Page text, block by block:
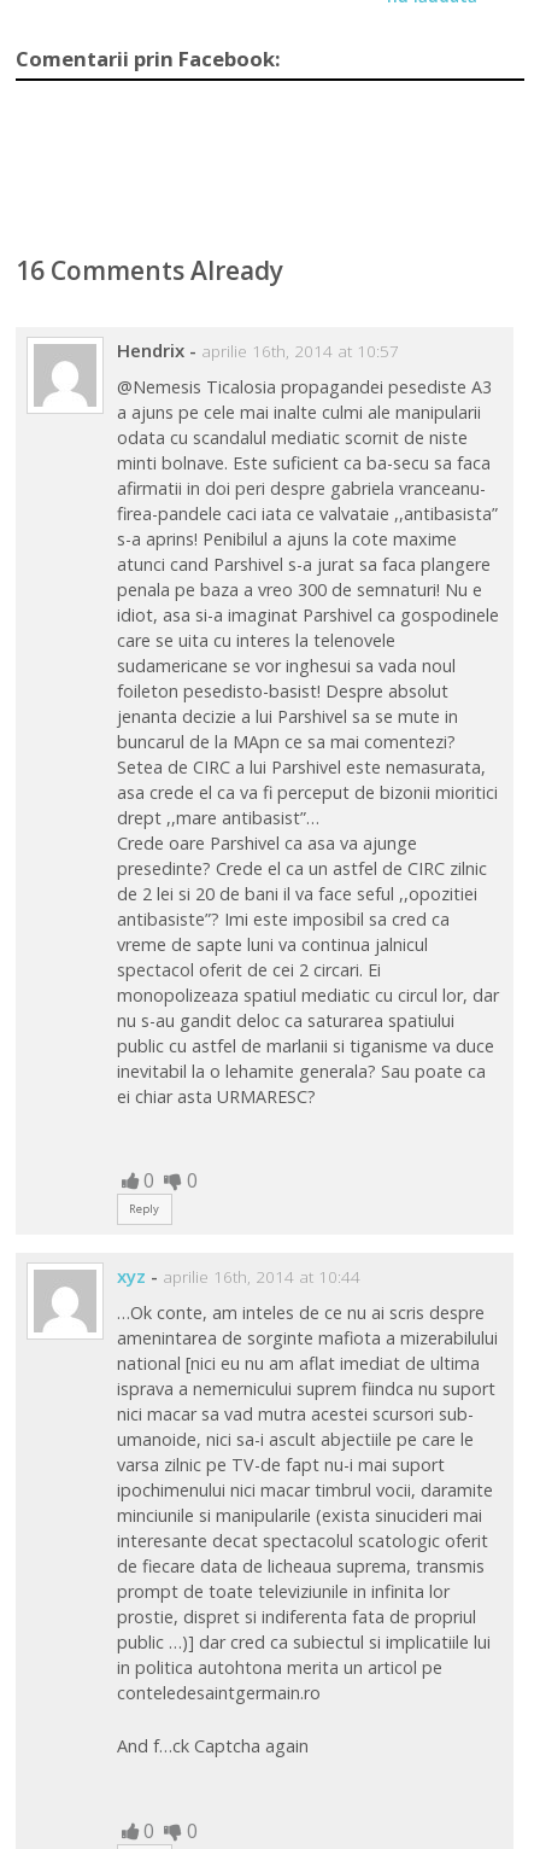
Comentarii prin Facebook:
16 Comments Already
Hendrix - aprilie 16th, 2014 at 10:57
@Nemesis Ticalosia propagandei pesediste A3
a ajuns pe cele mai inalte culmi ale manipularii
odata cu scandalul mediatic scornit de niste
minti bolnave. Este suficient ca ba-secu sa faca
afirmatii in doi peri despre gabriela vranceanu-
firea-pandele caci iata ce valvataie ,,antibasista”
s-a aprins! Penibilul a ajuns la cote maxime
atunci cand Parshivel s-a jurat sa faca plangere
penala pe baza a vreo 300 de semnaturi! Nu e
idiot, asa si-a imaginat Parshivel ca gospodinele
care se uita cu interes la telenovele
sudamericane se vor inghesui sa vada noul
foileton pesedisto-basist! Despre absolut
jenanta decizie a lui Parshivel sa se mute in
buncarul de la MApn ce sa mai comentezi?
Setea de CIRC a lui Parshivel este nemasurata,
asa crede el ca va fi perceput de bizonii mioritici
drept ,,mare antibasist”…
Crede oare Parshivel ca asa va ajunge
presedinte? Crede el ca un astfel de CIRC zilnic
de 2 lei si 20 de bani il va face seful ,,opozitiei
antibasiste”? Imi este imposibil sa cred ca
vreme de sapte luni va continua jalnicul
spectacol oferit de cei 2 circari. Ei
monopolizeaza spatiul mediatic cu circul lor, dar
nu s-au gandit deloc ca saturarea spatiului
public cu astfel de marlanii si tiganisme va duce
inevitabil la o lehamite generala? Sau poate ca
ei chiar asta URMARESC?
0 0
Reply
xyz - aprilie 16th, 2014 at 10:44
…Ok conte, am inteles de ce nu ai scris despre
amenintarea de sorginte mafiota a mizerabilului
national [nici eu nu am aflat imediat de ultima
isprava a nemernicului suprem fiindca nu suport
nici macar sa vad mutra acestei scursori sub-
umanoide, nici sa-i ascult abjectiile pe care le
varsa zilnic pe TV-de fapt nu-i mai suport
ipochimenului nici macar timbrul vocii, daramite
minciunile si manipularile (exista sinucideri mai
interesante decat spectacolul scatologic oferit
de fiecare data de licheaua suprema, transmis
prompt de toate televiziunile in infinita lor
prostie, dispret si indiferenta fata de propriul
public …)] dar cred ca subiectul si implicatiile lui
in politica autohtona merita un articol pe
conteledesaintgermain.ro
And f…ck Captcha again
0 0